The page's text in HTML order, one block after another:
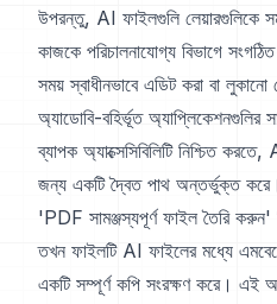
উপরন্তু, AI ফাইলগুলি লেয়ারগুলিকে
কাজকে পরিচালনাযোগ্য বিভাগে
সময় স্বাধীনভাবে এডিট করা বা লুকানো
অ্যাডোবি-বহির্ভূত অ্যাপ্লিকেশনগুলির
ব্যাপক অ্যাক্সেসিবিলিটি নিশ্চিত
জন্য একটি দ্বৈত পাথ অন্তর্ভুক্ত
'PDF সামঞ্জস্যপূর্ণ ফাইল তৈরি করুন'
তখন ফাইলটি AI ফাইলের মধ্যে
একটি সম্পূর্ণ কপি সংরক্ষণ করে। এই